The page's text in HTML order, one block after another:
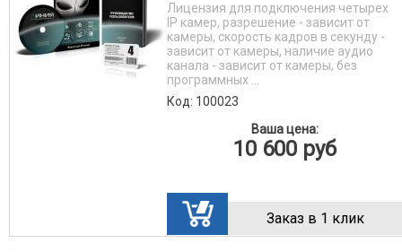
Лицензия для подключения четырех
IP камер, разрешение - зависит от
камеры, скорость кадров в секунду -
зависит от камеры, наличие аудио
канала - зависит от камеры, без
программных ...
Код: 100023
Ваша цена:
10 600 руб
Заказ в 1 клик